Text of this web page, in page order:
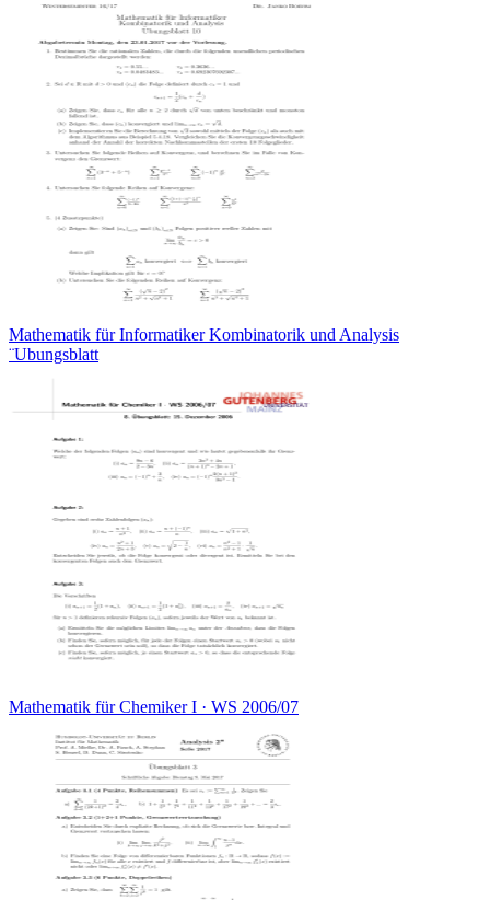
Mathematik für Informatiker Kombinatorik und Analysis
¨Ubungsblatt
Mathematik für Chemiker I · WS 2006/07